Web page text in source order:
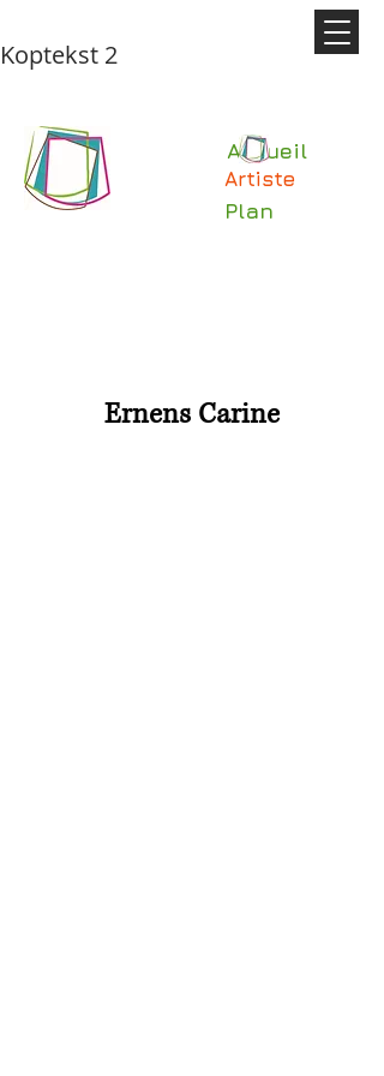
Koptekst 2
Accueil
Artiste
Plan
Ernens Carine